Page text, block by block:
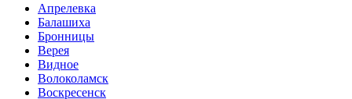
Апрелевка
Балашиха
Бронницы
Верея
Видное
Волоколамск
Воскресенск